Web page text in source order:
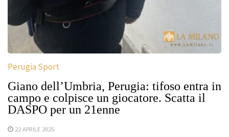
Perugia Sport
Giano dell’Umbria, Perugia: tifoso entra in
campo e colpisce un giocatore. Scatta il
DASPO per un 21enne
22 APRILE 2025